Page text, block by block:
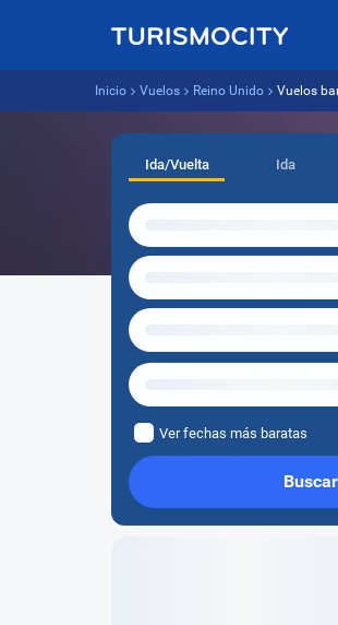
Inicio Vuelos Reino Unido Vuelos
Ida/Vuelta Ida
Ver fechas más baratas
Buscar